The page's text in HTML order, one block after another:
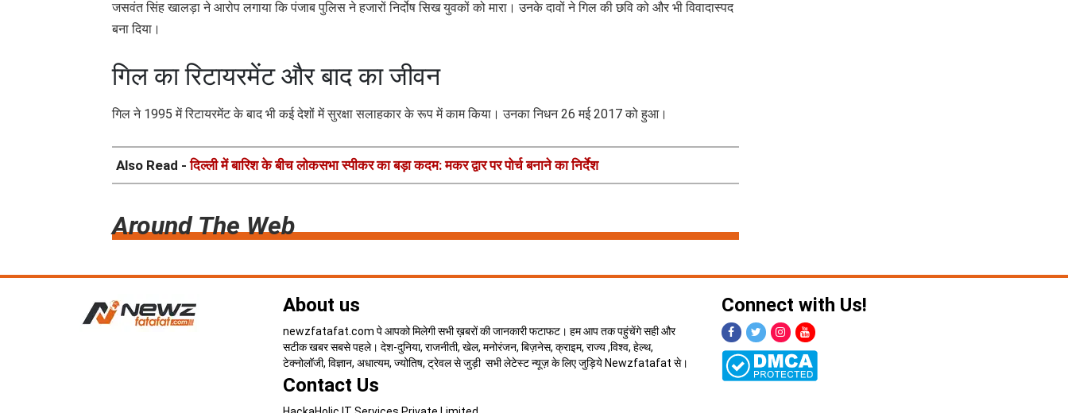
जसवंत सिंह खालड़ा ने आरोप लगाया कि पंजाब पुलिस ने हजारों निर्दोष सिख युवकों को मारा। उनके दावों ने गिल की छवि को और भी विवादास्पद
बना दिया।
गिल का रिटायरमेंट और बाद का जीवन
गिल ने 1995 में रिटायरमेंट के बाद भी कई देशों में सुरक्षा सलाहकार के रूप में काम किया। उनका निधन 26 मई 2017 को हुआ।
Also Read -दिल्ली में बारिश के बीच लोकसभा स्पीकर का बड़ा कदम: मकर द्वार पर पोर्च बनाने का निर्देश
Around The Web
About us
newzfatafat.com पे आपको मिलेगी सभी ख़बरों की जानकारी फटाफट। हम आप तक पहुंचेंगे सही और
सटीक खबर सबसे पहले। देश-दुनिया, राजनीती, खेल, मनोरंजन, बिज़नेस, क्राइम, राज्य ,विश्व, हेल्थ,
टेक्नोलॉजी, विज्ञान, अधात्यम, ज्योतिष, ट्रेवल से जुड़ी सभी लेटेस्ट न्यूज़ के लिए जुड़िये Newzfatafat से।
Contact Us
Connect with Us!